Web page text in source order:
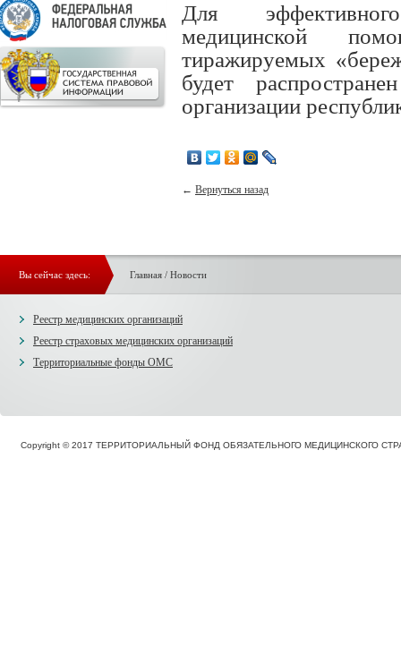
Для
медицинской
тиражируемых
будет
организации
← Вернуться назад
Вы сейчас здесь: Главная/ Новости
Реестр медицинских организаций
Реестр страховых медицинских организаций
Территориальные фонды ОМС
Copyright © 2017 ТЕРРИТОРИАЛЬНЫЙ ФОНД ОБЯЗАТЕЛЬНОГО МЕДИЦИНСКОГО